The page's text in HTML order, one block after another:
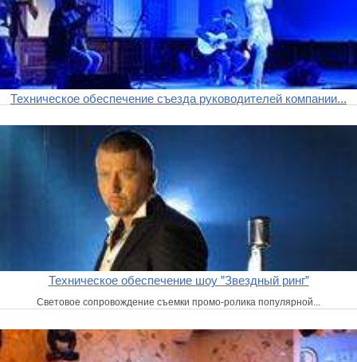
Техническое обеспечение съезда руководителей компании...
Техническое обеспечение шоу ”Звездный ринг”
Световое сопровождение съемки промо-ролика популярной...